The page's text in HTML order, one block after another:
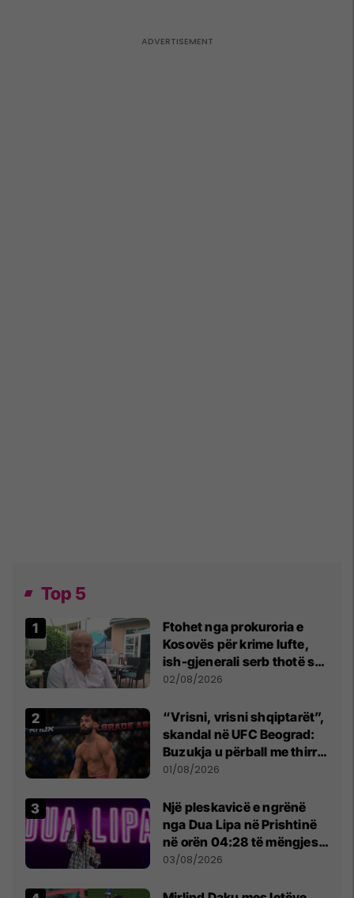
Top 5
Ftohet nga prokuroria e
Kosovës për krime lufte,
ish-gjenerali serb thotë se
dikush e tradhtoi në
02/08/2026
“Vrisni, vrisni shqiptarët”,
skandal në UFC Beograd:
Buzukja u përball me thirrje
anti-shqiptare nga
01/08/2026
Një pleskavicë e ngrënë
nga Dua Lipa në Prishtinë
në orën 04:28 të mëngjesit
- dhe bota digjitale serbe
03/08/2026